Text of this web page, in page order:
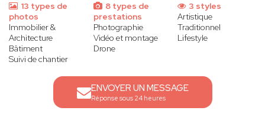
13 types de
photos
Immobilier &
Architecture
Bâtiment
Suivi de chantier
8 types de
prestations
Photographie
Vidéo et montage
Drone
3 styles
Artistique
Traditionnel
Lifestyle
ENVOYER UN MESSAGE
Réponse sous 24 heures